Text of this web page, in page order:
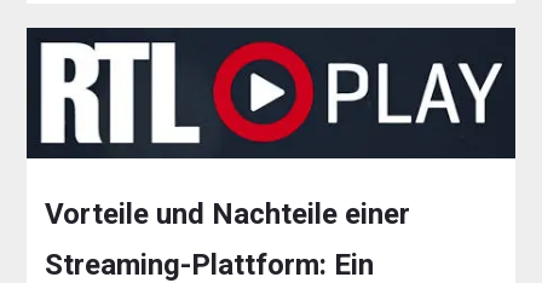
Vorteile und Nachteile einer
Streaming-Plattform: Ein